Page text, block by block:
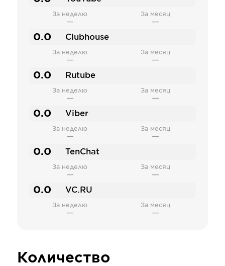
За неделю
—
За месяц
—
0.0 Clubhouse
За неделю
—
За месяц
—
0.0 Rutube
За неделю
—
За месяц
—
0.0 Viber
За неделю
—
За месяц
—
0.0 TenChat
За неделю
—
За месяц
—
0.0 VC.RU
За неделю
—
За месяц
—
Количество